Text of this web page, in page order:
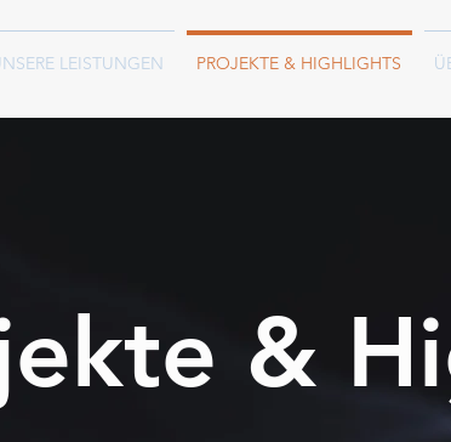
LEISTUNGEN PROJEKTE & HIGHLIGHTS
&